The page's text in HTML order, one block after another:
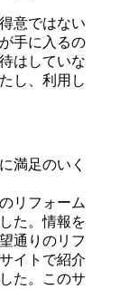
意ではない
手に入るの
はしていな
し、利用し
満足のいく
リフォーム
た。情報を
通りのリフ
イトで紹介
た。このサ